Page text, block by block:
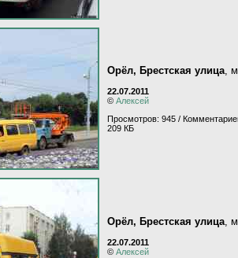
Орёл, Брестская улица ,
22.07.2011
© Алексей
Просмотров: 945 /
209 КБ
Орёл, Брестская улица ,
22.07.2011
© Алексей